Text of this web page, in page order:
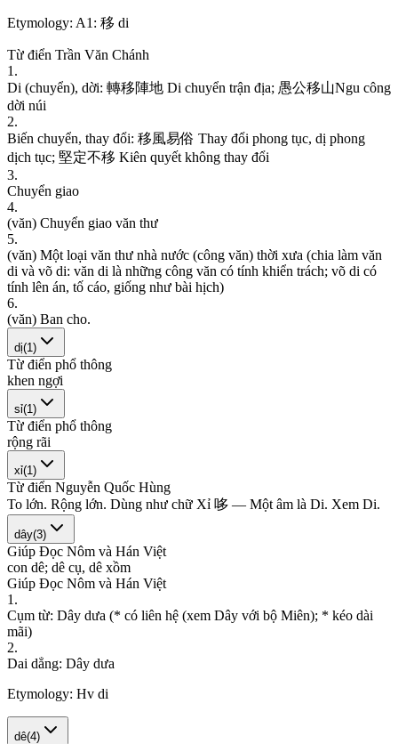
Etymology: A1: 移 di
Từ điển Trần Văn Chánh
1 .
Di (chuyển), dời: 轉移陣地 Di chuyển trận địa; 愚公移山Ngu công
dời núi
2.
Biến chuyển, thay đổi: 移風易俗 Thay đổi phong tục, dị phong
dịch tục; 堅定不移 Kiên quyết không thay đổi
3.
Chuyển giao
4.
(văn) Chuyển giao văn thư
5.
(văn) Một loại văn thư nhà nước (công văn) thời xưa (chia làm văn
di và võ di: văn di là những công văn có tính khiển trách; võ di có
tính lên án, tố cáo, giống như bài hịch)
6.
(văn) Ban cho.
dị(1 )
Từ điển phổ thông
khen ngợi
sỉ(1 )
Từ điển phổ thông
rộng rãi
xỉ(1 )
Từ điển Nguyễn Quốc Hùng
To lớn. Rộng lớn. Dùng như chữ Xỉ 哆 — Một âm là Di. Xem Di.
dây(3)
Giúp Đọc Nôm và Hán Việt
con dê; dê cụ, dê xồm
Giúp Đọc Nôm và Hán Việt
1 .
Cụm từ: Dây dưa (* có liên hệ (xem Dây với bộ Miên); * kéo dài
mãi)
2.
Dai dẳng: Dây dưa
Etymology: Hv di
dê(4)